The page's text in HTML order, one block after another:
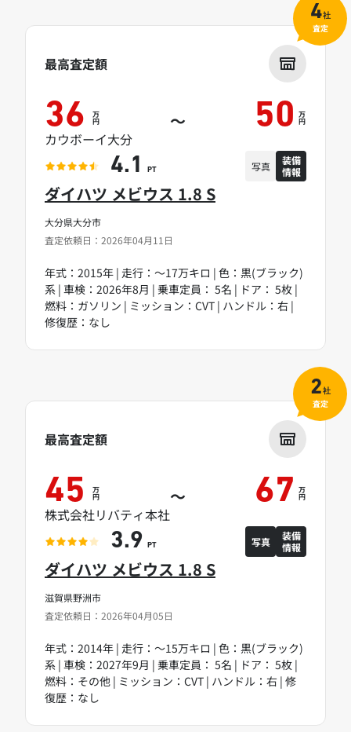
大分県大分市
査定依頼日：2026年04月11日
ダイハツ メビウス 1.8 S
年式：2015年 | 走行：～17万キロ | 色：黒(ブラック)
系 | 車検：2026年8月 | 乗車定員： 5名 | ドア： 5枚 |
燃料：ガソリン | ミッション：CVT | ハンドル：右 |
修復歴：なし
最高査定額
36 万
円 ～ 50 万
円
カウボーイ大分
4.1 PT 写真
装備
情報
4社
査定
滋賀県野洲市
査定依頼日：2026年04月05日
ダイハツ メビウス 1.8 S
年式：2014年 | 走行：～15万キロ | 色：黒(ブラック)
系 | 車検：2027年9月 | 乗車定員： 5名 | ドア： 5枚 |
燃料：その他 | ミッション：CVT | ハンドル：右 | 修
復歴：なし
最高査定額
45 万
円 ～ 67 万
円
株式会社リバティ本社
3.9 PT 写真
装備
情報
2社
査定